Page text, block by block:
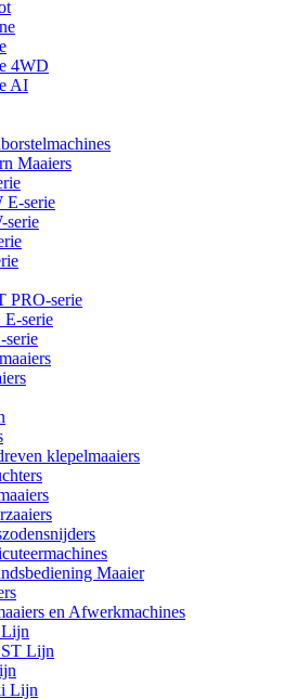
4WD
AI
Maaiers
E-serie
serie
PRO-serie
serie
klepelmaaiers
Maaier
en Afwerkmachines
Lijn
Lijn